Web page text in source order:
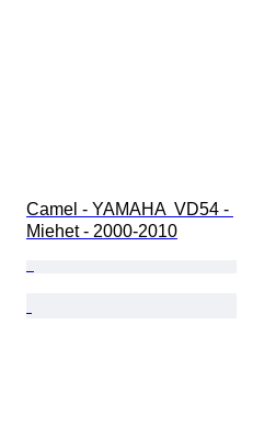
Camel - YAMAHA  VD54 -
Miehet - 2000-2010